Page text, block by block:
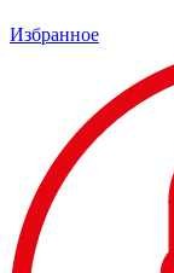
Избранное